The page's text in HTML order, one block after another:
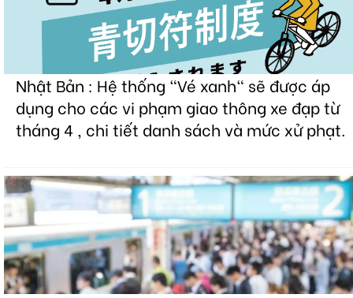
Nhật Bản : Hệ thống "Vé xanh" sẽ được áp
dụng cho các vi phạm giao thông xe đạp từ
tháng 4 , chi tiết danh sách và mức xử phạt.